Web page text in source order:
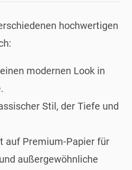
hochwertigen
modernen Look in
Stil, der Tiefe und
auf Premium-Papier für
außergewöhnliche